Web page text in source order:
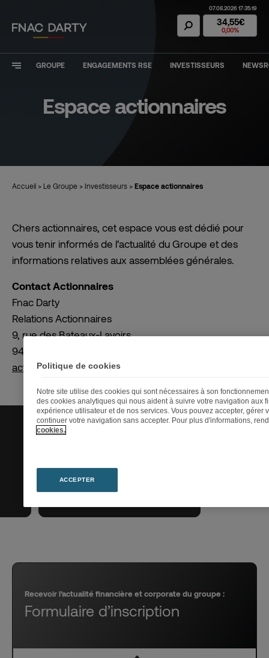
Action Fnac
07.08.2026 17:35:19
34,55€
0,00%
GROUPE ENGAGEMENTS RSE INVESTISSEURS
Espace actionnaires
Accueil > Le Groupe > Investisseurs > Espace actionnaires
Chers actionnaires, cet espace vous est dédié pour
vous tenir informés de l’actualité du Groupe et des
informations relatives aux assemblées générales.
Contact Actionnaires
Fnac Darty
Relations Actionnaires
9, rue des Bateaux-Lavoirs
94200 Ivry-sur-Seine, FRANCE
actionnaires@fnacdarty.com
Assemblées
Recevoir l’actualité financière et corporate du groupe :
Formulaire d’inscription
Politique de cookies
Notre site utilise des cookies qui sont nécessaires à son
des cookies analytiques qui nous aident à suivre votre navigation aux
expérience utilisateur et de nos services. Vous pouvez accepter, gérer
continuer votre navigation sans accepter. Pour plus d'informations,
cookies.
ACCEPTER